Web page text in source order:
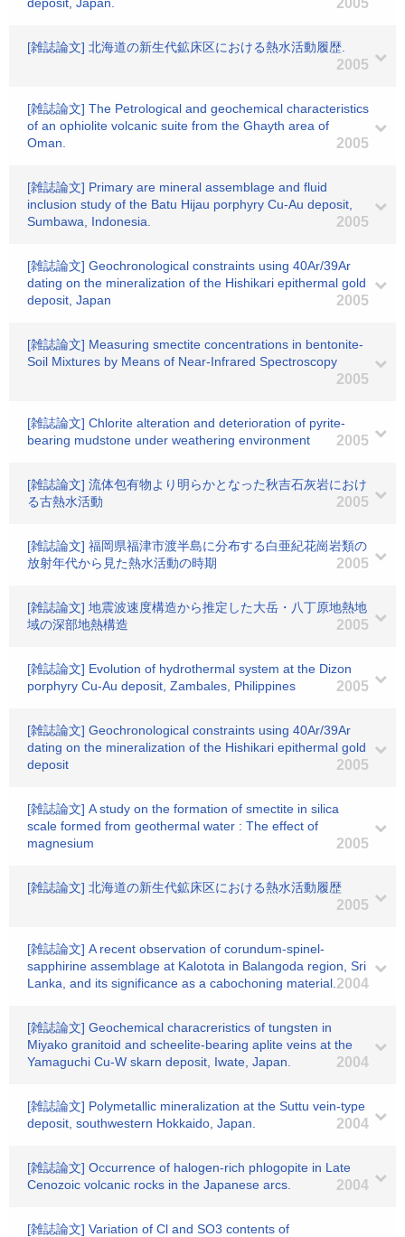
2005
[雑誌論文] 北海道の新生代鉱床区における熱水活動履歴.
2005
[雑誌論文] The Petrological and geochemical characteristics
of an ophiolite volcanic suite from the Ghayth area of
Oman.
2005
[雑誌論文] Primary are mineral assemblage and fluid
inclusion study of the Batu Hijau porphyry Cu-Au deposit,
Sumbawa, Indonesia.
2005
[雑誌論文] Geochronological constraints using 40Ar/39Ar
dating on the mineralization of the Hishikari epithermal gold
deposit, Japan
2005
[雑誌論文] Measuring smectite concentrations in bentonite-
Soil Mixtures by Means of Near-Infrared Spectroscopy
2005
[雑誌論文] Chlorite alteration and deterioration of pyrite-
bearing mudstone under weathering environment
2005
[雑誌論文] 流体包有物より明らかとなった秋吉石灰岩におけ
る古熱水活動
2005
[雑誌論文] 福岡県福津市渡半島に分布する白亜紀花崗岩類の
放射年代から見た熱水活動の時期
2005
[雑誌論文] 地震波速度構造から推定した大岳・八丁原地熱地
域の深部地熱構造
2005
[雑誌論文] Evolution of hydrothermal system at the Dizon
porphyry Cu-Au deposit, Zambales, Philippines
2005
[雑誌論文] Geochronological constraints using 40Ar/39Ar
dating on the mineralization of the Hishikari epithermal gold
deposit
2005
[雑誌論文] A study on the formation of smectite in silica
scale formed from geothermal water : The effect of
magnesium
2005
[雑誌論文] 北海道の新生代鉱床区における熱水活動履歴
2005
[雑誌論文] A recent observation of corundum-spinel-
sapphirine assemblage at Kalotota in Balangoda region, Sri
Lanka, and its significance as a cabochoning material. 2004
[雑誌論文] Geochemical characreristics of tungsten in
Miyako granitoid and scheelite-bearing aplite veins at the
Yamaguchi Cu-W skarn deposit, Iwate, Japan.
2004
[雑誌論文] Polymetallic mineralization at the Suttu vein-type
deposit, southwestern Hokkaido, Japan.
2004
[雑誌論文] Occurrence of halogen-rich phlogopite in Late
Cenozoic volcanic rocks in the Japanese arcs.
2004
[雑誌論文] Variation of Cl and SO3 contents of